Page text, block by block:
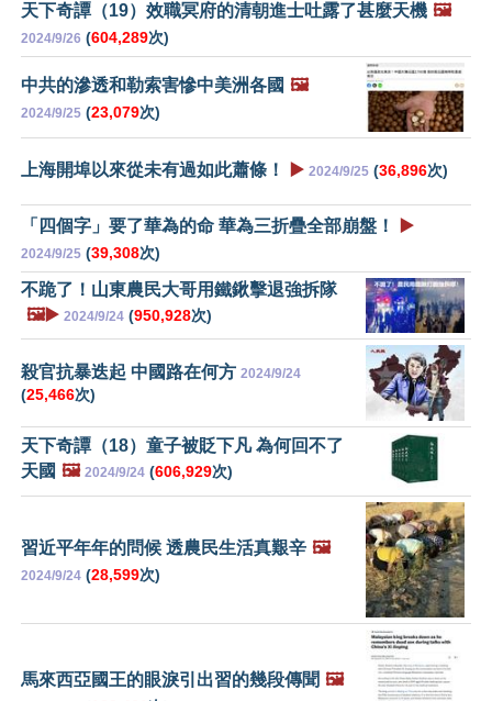
天下奇譚（19）效職冥府的清朝進士吐露了甚麼天機 🖼️
2024/9/26 (604,289次)
中共的滲透和勒索害慘中美洲各國 🖼️
2024/9/25 (23,079次)
上海開埠以來從未有過如此蕭條！ ▶️ 2024/9/25 (36,896次)
「四個字」要了華為的命 華為三折疊全部崩盤！ ▶️
2024/9/25 (39,308次)
不跪了！山東農民大哥用鐵鍬擊退強拆隊
🖼️▶️ 2024/9/24 (950,928次)
殺官抗暴迭起 中國路在何方 2024/9/24
(25,466次)
天下奇譚（18）童子被貶下凡 為何回不了
天國 🖼️ 2024/9/24 (606,929次)
習近平年年的問候 透農民生活真艱辛 🖼️
2024/9/24 (28,599次)
馬來西亞國王的眼淚引出習的幾段傳聞 🖼️